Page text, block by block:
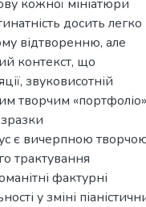
кожної мініатюри
досить легко
відтворенню, але
контекст, що
звуковисотній
творчим
є вичерпною
трактування
фактурні
у зміні